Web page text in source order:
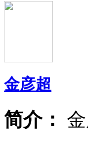
金彦超
简介：